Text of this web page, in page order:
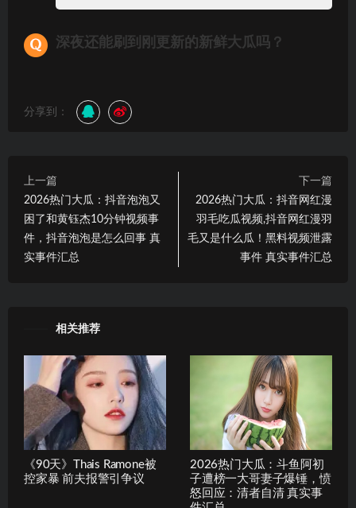
深夜还能刷到刚更新的新鲜大瓜吗？
分享到：
上一篇
2026热门大瓜：抖音泡泡又
困了和黄钰杰10分钟视频事
件，抖音泡泡是怎么回事 真
实事件汇总
下一篇
2026热门大瓜：抖音网红漫
羽毛吃瓜视频,抖音网红漫羽
毛又是什么瓜！黑料视频泄露
事件 真实事件汇总
相关推荐
《90天》Thais Ramone被
控家暴 前夫报警引争议
2026热门大瓜：斗鱼阿初
子遭榜一大哥妻子爆锤，愤
怒回应：清者自清 真实事